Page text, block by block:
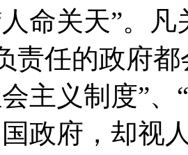
命关天”。
责任的政府
主义制度”
政府，却视